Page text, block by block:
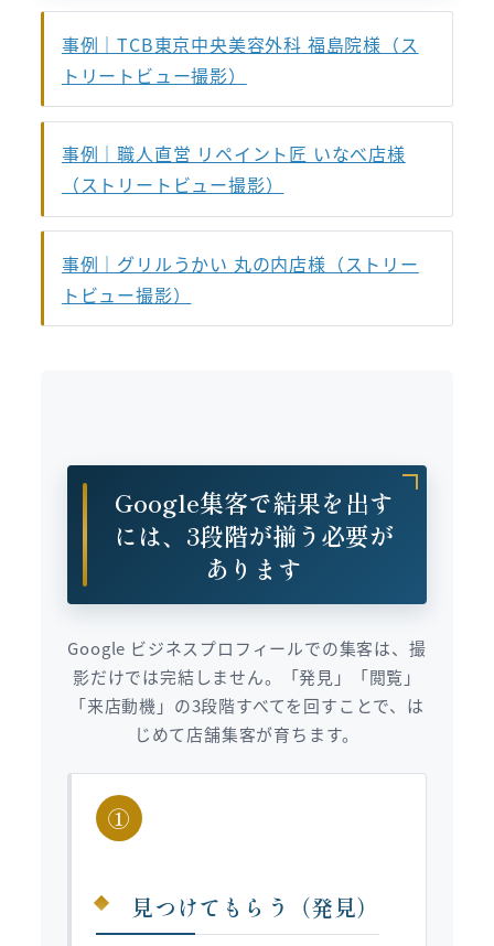
事例｜TCB東京中央美容外科 福島院様（ス
トリートビュー撮影）
事例｜職人直営 リペイント匠 いなべ店様
（ストリートビュー撮影）
事例｜グリルうかい 丸の内店様（ストリー
トビュー撮影）
Google集客で結果を出す
には、3段階が揃う必要が
あります
Google ビジネスプロフィールでの集客は、撮
影だけでは完結しません。「発見」「閲覧」
「来店動機」の3段階すべてを回すことで、は
じめて店舗集客が育ちます。
①
見つけてもらう（発見）